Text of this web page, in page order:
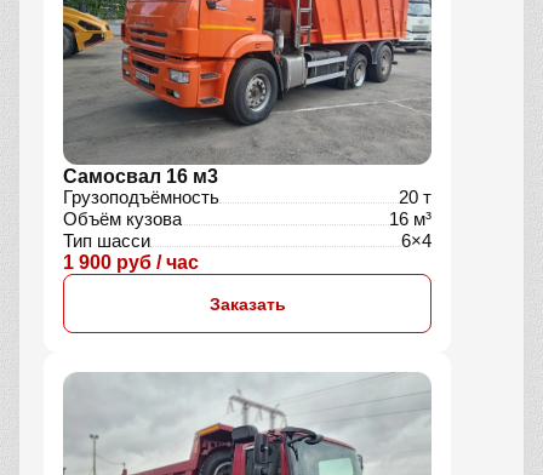
Самосвал 16 м3
Грузоподъёмность
20 т
Объём кузова
16 м³
Тип шасси
6×4
1 900 руб / час
Заказать